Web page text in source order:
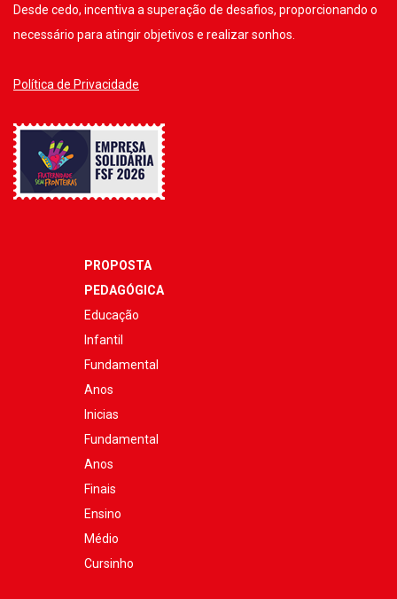
Desde cedo, incentiva a superação de desafios, proporcionando o
necessário para atingir objetivos e realizar sonhos.
Política de Privacidade
PROPOSTA
PEDAGÓGICA
Educação
Infantil
Fundamental
Anos
Inicias
Fundamental
Anos
Finais
Ensino
Médio
Cursinho